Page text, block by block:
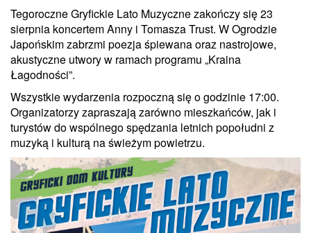
Tegoroczne Gryfickie Lato Muzyczne zakończy się 23
sierpnia koncertem Anny i Tomasza Trust. W Ogrodzie
Japońskim zabrzmi poezja śpiewana oraz nastrojowe,
akustyczne utwory w ramach programu „Kraina
Łagodności”.
Wszystkie wydarzenia rozpoczną się o godzinie 17:00.
Organizatorzy zapraszają zarówno mieszkańców, jak i
turystów do wspólnego spędzania letnich popołudni z
muzyką i kulturą na świeżym powietrzu.